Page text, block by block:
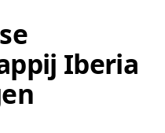
Iberia